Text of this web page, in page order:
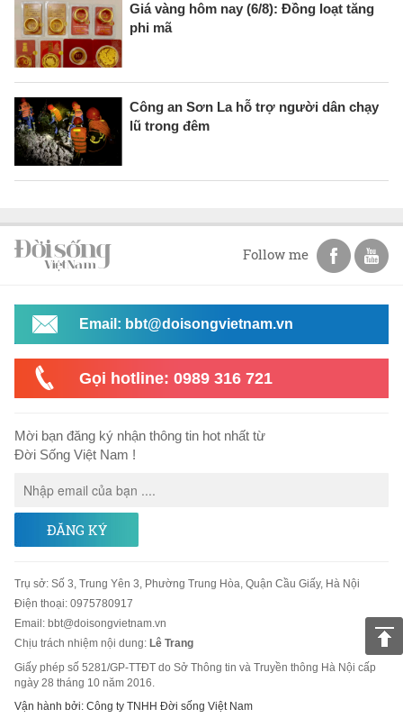
Giá vàng hôm nay (6/8): Đồng loạt tăng
phi mã
Công an Sơn La hỗ trợ người dân chạy
lũ trong đêm
Follow me
Email: bbt@doisongvietnam.vn
Gọi hotline: 0989 316 721
Mời bạn đăng ký nhận thông tin hot nhất từ
Đời Sống Việt Nam !
ĐĂNG KÝ
Trụ sở: Số 3, Trung Yên 3, Phường Trung Hòa, Quận Cầu Giấy, Hà Nội
Điện thoại: 0975780917
Email : bbt@doisongvietnam.vn
Chịu trách nhiệm nội dung: Lê Trang
Giấy phép số 5281/GP-TTĐT do Sở Thông tin và Truyền thông Hà Nội cấp
ngày 28 tháng 10 năm 2016.
Vận hành bởi: Công ty TNHH Đời sống Việt Nam